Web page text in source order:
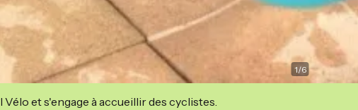
1/6
et s'engage à accueillir des cyclistes.